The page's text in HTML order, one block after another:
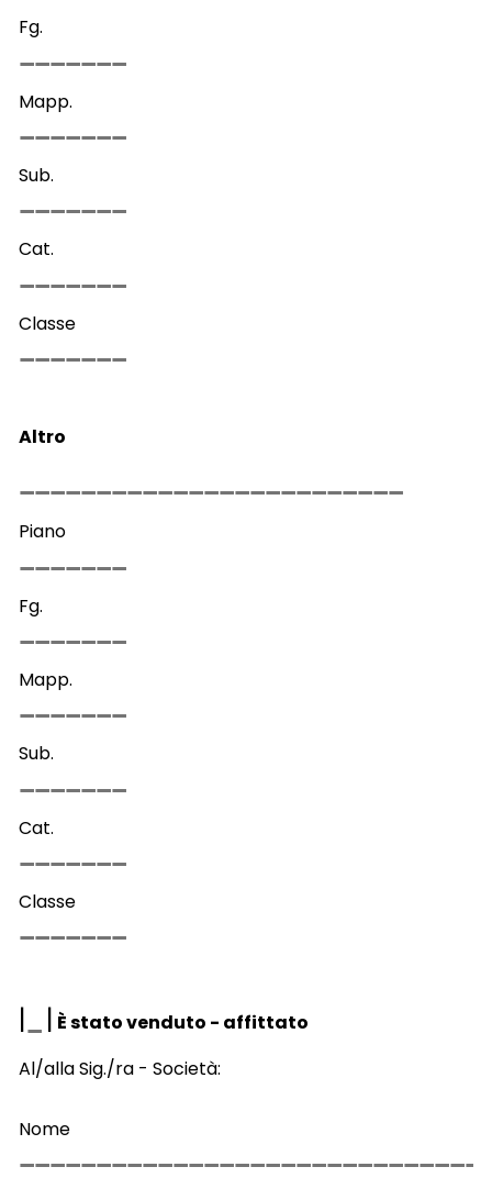
Fg.
Mapp.
Sub.
Cat.
Classe
Altro
Piano
Fg.
Mapp.
Sub.
Cat.
Classe
| | È stato venduto - affittato
Al/alla Sig./ra - Società:
Nome